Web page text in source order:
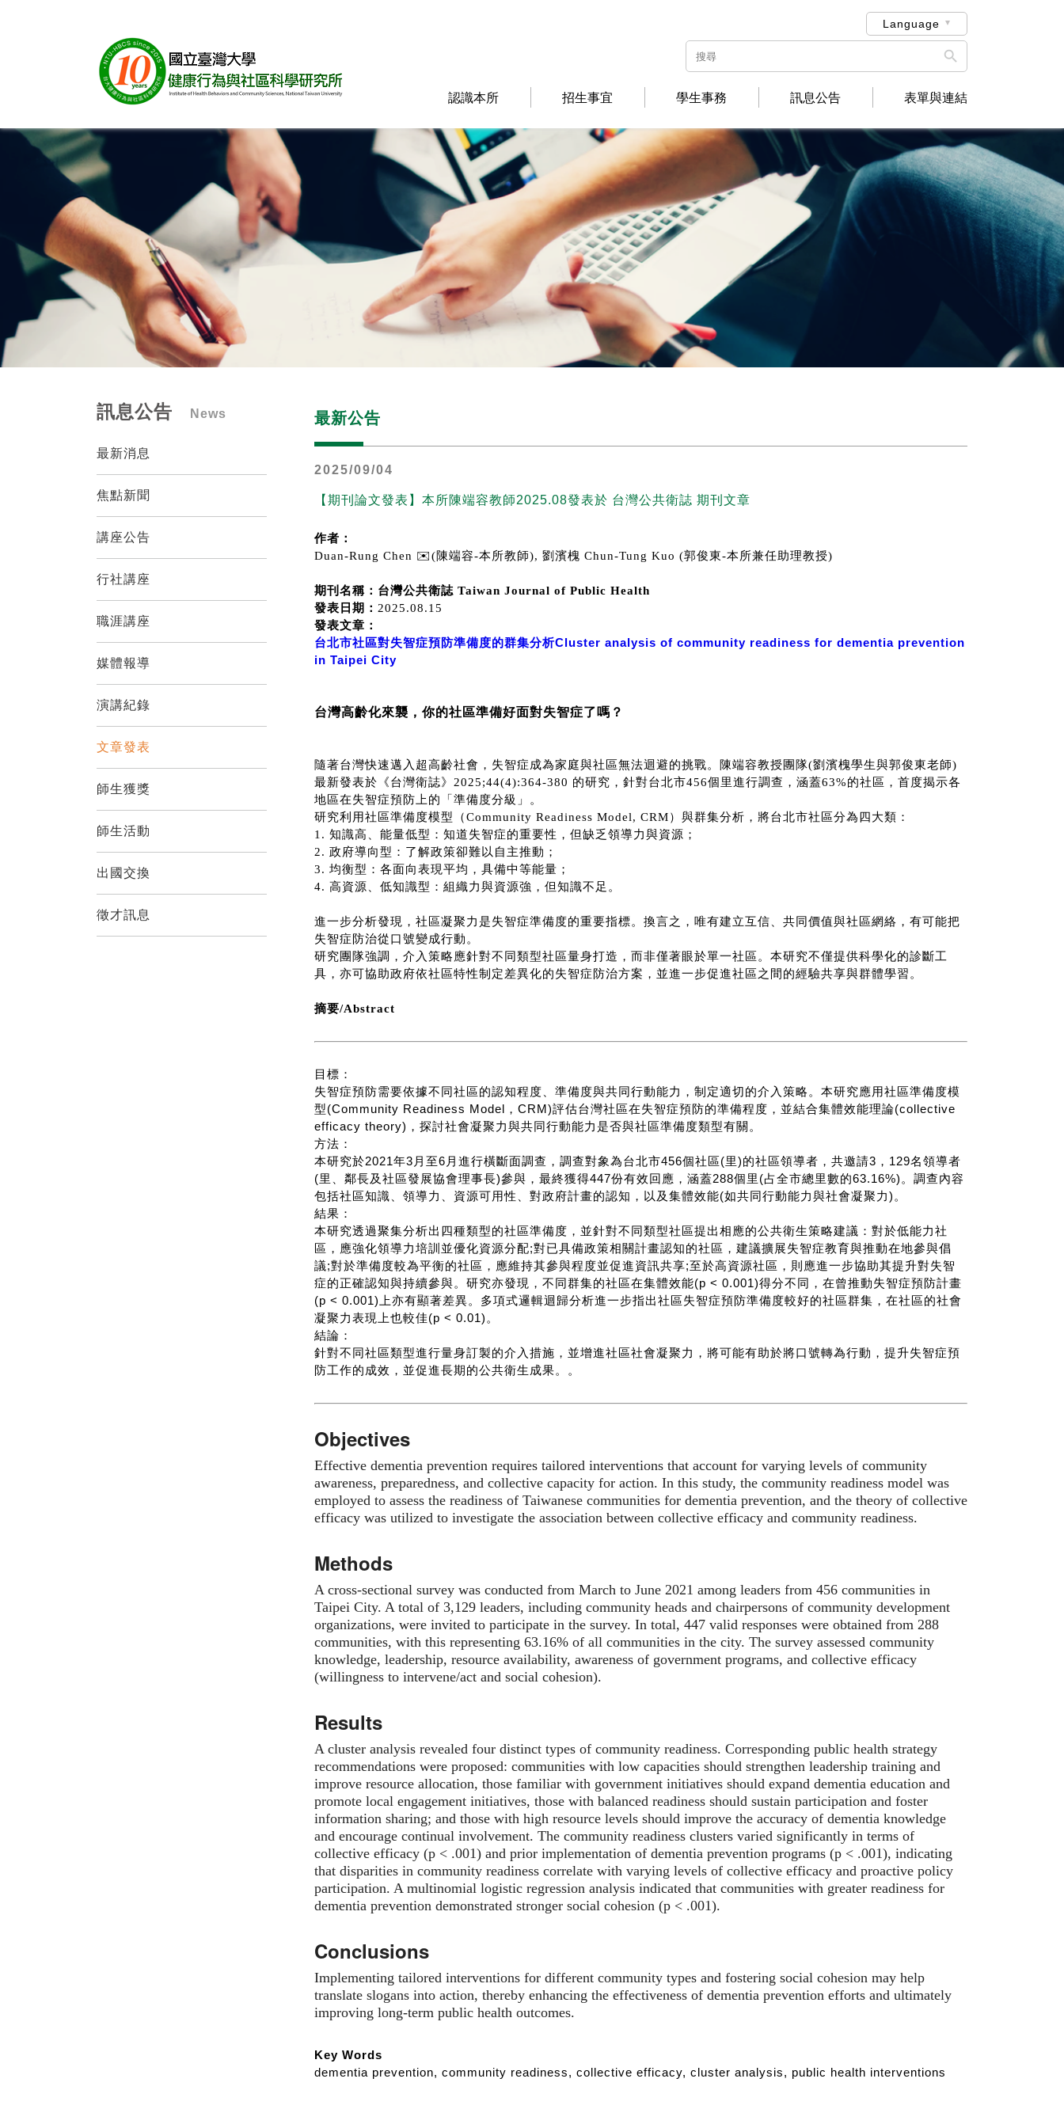
Language

認識本所 招生事宜 學生事務 訊息公告 表單與連結
訊息公告 News
最新消息
焦點新聞
講座公告
行社講座
職涯講座
媒體報導
演講紀錄
文章發表
師生獲獎
師生活動
出國交換
徵才訊息
最新公告
2025/09/04
【期刊論文發表】本所陳端容教師2025.08發表於 台灣公共衛誌 期刊文章
作者：
Duan-Rung Chen ✉️(陳端容-本所教師), 劉濱槐 Chun-Tung Kuo (郭俊東-本所兼任助理教授)
期刊名稱：台灣公共衛誌 Taiwan Journal of Public Health
發表日期： 2025.08.15
發表文章：
台北市社區對失智症預防準備度的群集分析Cluster analysis of community readiness for dementia prevention
in Taipei City
台灣高齡化來襲，你的社區準備好面對失智症了嗎？
隨著台灣快速邁入超高齡社會，失智症成為家庭與社區無法迴避的挑戰。陳端容教授團隊(劉濱槐學生與郭俊東老師)
最新發表於《台灣衛誌》 2025;44(4):364-380 的研究，針對台北市456個里進行調查，涵蓋63%的社區，首度揭示各
地區在失智症預防上的「準備度分級」。
研究利用社區準備度模型（Community Readiness Model, CRM）與群集分析，將台北市社區分為四大類：
1. 知識高、能量低型：知道失智症的重要性，但缺乏領導力與資源；
2. 政府導向型：了解政策卻難以自主推動；
3. 均衡型：各面向表現平均，具備中等能量；
4. 高資源、低知識型：組織力與資源強，但知識不足。
進一步分析發現，社區凝聚力是失智症準備度的重要指標。換言之，唯有建立互信、共同價值與社區網絡，有可能把
失智症防治從口號變成行動。
研究團隊強調，介入策略應針對不同類型社區量身打造，而非僅著眼於單一社區。本研究不僅提供科學化的診斷工
具，亦可協助政府依社區特性制定差異化的失智症防治方案，並進一步促進社區之間的經驗共享與群體學習。
摘要/Abstract
目標：
失智症預防需要依據不同社區的認知程度、準備度與共同行動能力，制定適切的介入策略。本研究應用社區準備度模
型(Community Readiness Model，CRM)評估台灣社區在失智症預防的準備程度，並結合集體效能理論(collective
efficacy theory)，探討社會凝聚力與共同行動能力是否與社區準備度類型有關。
方法：
本研究於2021年3月至6月進行橫斷面調查，調查對象為台北市456個社區(里)的社區領導者，共邀請3，129名領導者
(里、鄰長及社區發展協會理事長)參與，最終獲得447份有效回應，涵蓋288個里(占全市總里數的63.16%)。調查內容
包括社區知識、領導力、資源可用性、對政府計畫的認知，以及集體效能(如共同行動能力與社會凝聚力)。
結果：
本研究透過聚集分析出四種類型的社區準備度，並針對不同類型社區提出相應的公共衛生策略建議：對於低能力社
區，應強化領導力培訓並優化資源分配;對已具備政策相關計畫認知的社區，建議擴展失智症教育與推動在地參與倡
議;對於準備度較為平衡的社區，應維持其參與程度並促進資訊共享;至於高資源社區，則應進一步協助其提升對失智
症的正確認知與持續參與。研究亦發現，不同群集的社區在集體效能(p < 0.001)得分不同，在曾推動失智症預防計畫
(p < 0.001)上亦有顯著差異。多項式邏輯迴歸分析進一步指出社區失智症預防準備度較好的社區群集，在社區的社會
凝聚力表現上也較佳(p < 0.01)。
結論：
針對不同社區類型進行量身訂製的介入措施，並增進社區社會凝聚力，將可能有助於將口號轉為行動，提升失智症預
防工作的成效，並促進長期的公共衛生成果。。
Objectives
Effective dementia prevention requires tailored interventions that account for varying levels of community
awareness, preparedness, and collective capacity for action. In this study, the community readiness model was
employed to assess the readiness of Taiwanese communities for dementia prevention, and the theory of collective
efficacy was utilized to investigate the association between collective efficacy and community readiness.
Methods
A cross-sectional survey was conducted from March to June 2021 among leaders from 456 communities in
Taipei City. A total of 3,129 leaders, including community heads and chairpersons of community development
organizations, were invited to participate in the survey. In total, 447 valid responses were obtained from 288
communities, with this representing 63.16% of all communities in the city. The survey assessed community
knowledge, leadership, resource availability, awareness of government programs, and collective efficacy
(willingness to intervene/act and social cohesion).
Results
A cluster analysis revealed four distinct types of community readiness. Corresponding public health strategy
recommendations were proposed: communities with low capacities should strengthen leadership training and
improve resource allocation, those familiar with government initiatives should expand dementia education and
promote local engagement initiatives, those with balanced readiness should sustain participation and foster
information sharing; and those with high resource levels should improve the accuracy of dementia knowledge
and encourage continual involvement. The community readiness clusters varied significantly in terms of
collective efficacy (p < .001) and prior implementation of dementia prevention programs (p < .001), indicating
that disparities in community readiness correlate with varying levels of collective efficacy and proactive policy
participation. A multinomial logistic regression analysis indicated that communities with greater readiness for
dementia prevention demonstrated stronger social cohesion (p < .001).
Conclusions
Implementing tailored interventions for different community types and fostering social cohesion may help
translate slogans into action, thereby enhancing the effectiveness of dementia prevention efforts and ultimately
improving long-term public health outcomes.
Key Words
dementia prevention, community readiness, collective efficacy, cluster analysis, public health interventions